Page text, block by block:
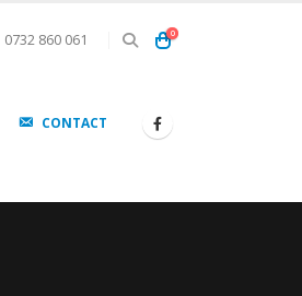
0732 860 061 0
CONTACT